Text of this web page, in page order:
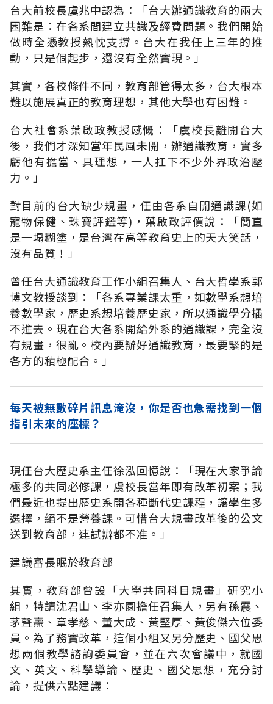
台大前校長虞兆中認為：「台大辦通識教育的兩大
困難是：在各系間建立共識及經費問題。我們開始
做時全憑教授熱忱支撐。台大在我任上三年的推
動，只是個起步，還沒有全然實現。」
其實，各校條件不同，教育部管得太多，台大根本
難以施展真正的教育理想，其他大學也有困難。
台大社會系葉啟政教授感慨：「虞校長離開台大
後，我們才深知當年民風未開，辦通識教育，實多
虧他有擔當、具理想，一人扛下不少外界政治壓
力。」
對目前的台大缺少規畫，任由各系自開通識課(如
寵物保健、珠寶評鑑等)，葉啟政評價說：「簡直
是一塌糊塗，是台灣在高等教育史上的天大笑話，
沒有品質！」
曾任台大通識教育工作小組召集人、台大哲學系郭
博文教授談到：「各系專業課太重，如數學系想培
養數學家，歷史系想培養歷史家，所以通識學分插
不進去。現在台大各系開給外系的通識課，完全沒
有規畫，很亂。校內要辦好通識教育，最要緊的是
各方的積極配合。」
每天被無數碎片訊息淹沒，你是否也急需找到一個
指引未來的座標？
現任台大歷史系主任徐泓回憶說：「現在大家爭論
極多的共同必修課，虞校長當年即有改革初案；我
們最近也提出歷史系開各種斷代史課程，讓學生多
選擇，絕不是營養課。可惜台大規畫改革後的公文
送到教育部，連試辦都不准。」
建議審長眠於教育部
其實，教育部曾設「大學共同科目規畫」研究小
組，特請沈君山、李亦園擔任召集人，另有孫震、
茅聲燾、章孝慈、董大成、黃堅厚、黃俊傑六位委
員。為了務實改革，這個小組又另分歷史、國父思
想兩個教學諮詢委員會，並在六次會議中，就國
文、英文、科學導論、歷史、國父思想，充分討
論，提供六點建議：